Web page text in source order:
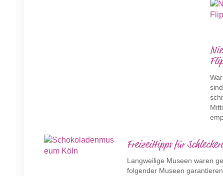
Freizeittipps für
Langweilige Museen waren
folgender Museen